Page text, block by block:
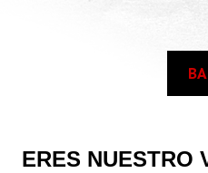
ERES NUESTRO